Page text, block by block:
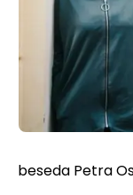
beseda Petra